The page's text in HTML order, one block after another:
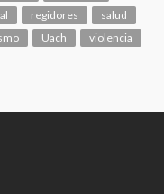
regidores
salud
Uach violencia